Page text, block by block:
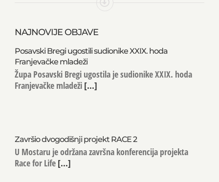
NAJNOVIJE OBJAVE
Posavski Bregi ugostili sudionike XXIX. hoda
Franjevačke mladeži
Župa Posavski Bregi ugostila je sudionike XXIX. hoda
Franjevačke mladeži [...]
Završio dvogodišnji projekt RACE 2
U Mostaru je održana završna konferencija projekta
Race for Life [...]